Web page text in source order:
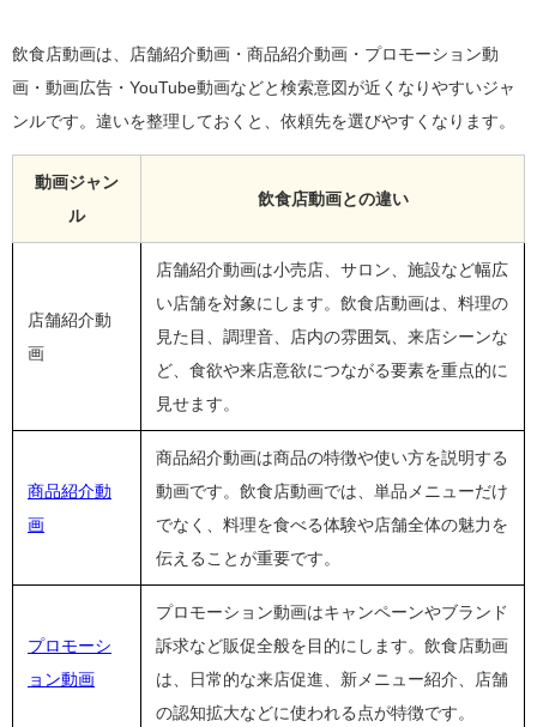
飲食店動画は、店舗紹介動画・商品紹介動画・プロモーション動
画・動画広告・YouTube動画などと検索意図が近くなりやすいジャ
ンルです。違いを整理しておくと、依頼先を選びやすくなります。
動画ジャン
ル
飲食店動画との違い
店舗紹介動
画
店舗紹介動画は小売店、サロン、施設など幅広
い店舗を対象にします。飲食店動画は、料理の
見た目、調理音、店内の雰囲気、来店シーンな
ど、食欲や来店意欲につながる要素を重点的に
見せます。
商品紹介動
画
商品紹介動画は商品の特徴や使い方を説明する
動画です。飲食店動画では、単品メニューだけ
でなく、料理を食べる体験や店舗全体の魅力を
伝えることが重要です。
プロモーシ
ョン動画
プロモーション動画はキャンペーンやブランド
訴求など販促全般を目的にします。飲食店動画
は、日常的な来店促進、新メニュー紹介、店舗
の認知拡大などに使われる点が特徴です。